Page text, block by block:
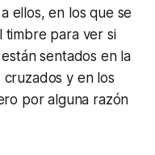
ellos, en los que se
timbre para ver si
sentados en la
y en los
por alguna razón